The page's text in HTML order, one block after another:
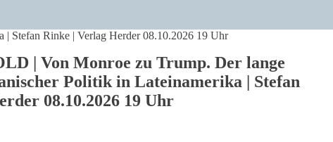
Stefan Rinke | Verlag Herder 08.10.2026 19 Uhr
| Von Monroe zu Trump. Der lange
Politik in Lateinamerika | Stefan
08.10.2026 19 Uhr